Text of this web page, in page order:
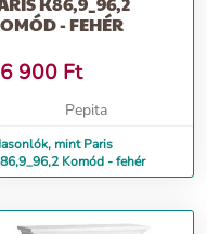
- FEHÉR
900 Ft
Pepita
mint Paris
Komód - fehér